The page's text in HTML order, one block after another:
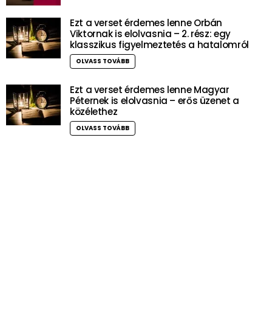
Ezt a verset érdemes lenne Orbán
Viktornak is elolvasnia – 2. rész: egy
klasszikus figyelmeztetés a hatalomról
OLVASS TOVÁBB
Ezt a verset érdemes lenne Magyar
Péternek is elolvasnia – erős üzenet a
közélethez
OLVASS TOVÁBB